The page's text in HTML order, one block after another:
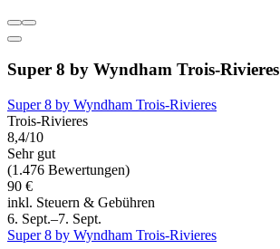
Super 8 by Wyndham Trois-Rivieres
Super 8 by Wyndham Trois-Rivieres
Trois-Rivieres
8,4/10
Sehr gut
(1.476 Bewertungen)
90 €
inkl. Steuern & Gebühren
6. Sept.–7. Sept.
Super 8 by Wyndham Trois-Rivieres